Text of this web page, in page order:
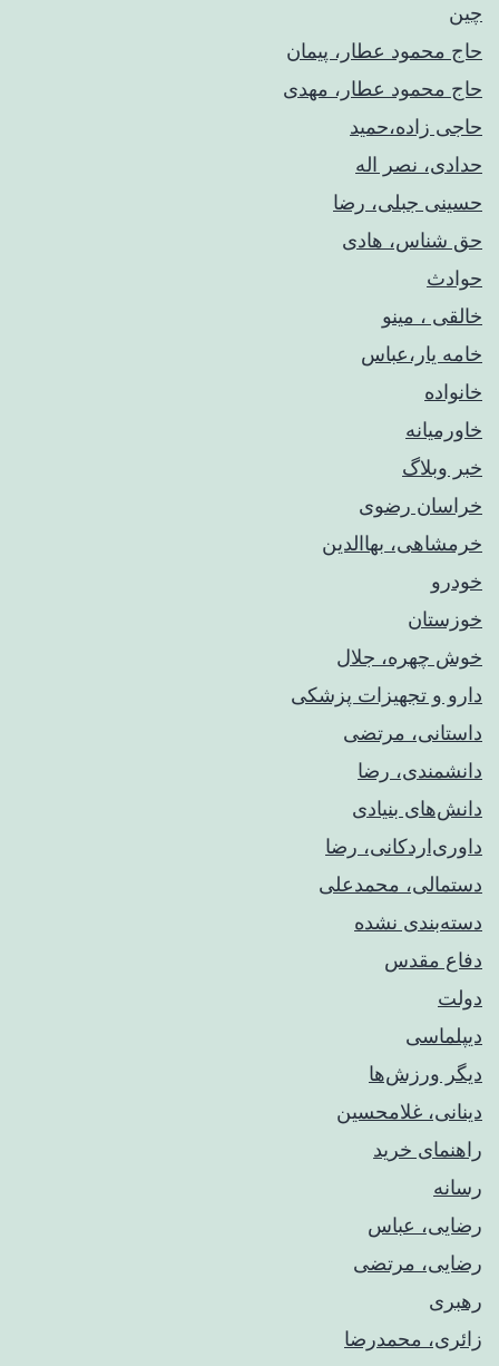
چین
حاج محمود عطار، پیمان
حاج محمود عطار، مهدی
حاجی زاده،حمید
حدادی، نصر اله
حسینی جبلی، رضا
حق شناس، هادی
حوادث
خالقی ، مینو
خامه یار،عباس
خانواده
خاورمیانه
خبر وبلاگ
خراسان رضوی
خرمشاهی، بهاالدین
خودرو
خوزستان
خوش چهره، جلال
دارو و تجهیزات پزشکی
داستانی، مرتضی
دانشمندی، رضا
دانش‌های بنیادی
داوری‌اردکانی، رضا
دستمالی، محمدعلی
دسته‌بندی نشده
دفاع مقدس
دولت
دیپلماسی
دیگر ورزش‌ها
دینانی، غلامحسین
راهنمای خريد
رسانه
رضایی، عباس
رضایی، مرتضی
رهبری
زائری، محمدرضا